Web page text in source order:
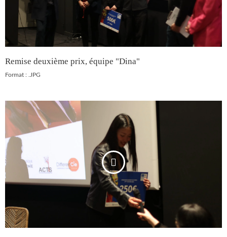
Remise deuxième prix, équipe "Dina"
Format : .JPG